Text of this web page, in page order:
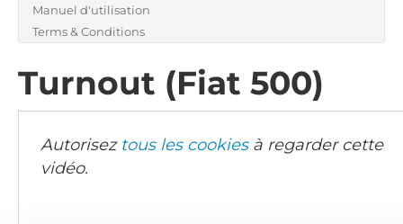
Nous
Trouver un revendeur
Manuel d'utilisation
Terms & Conditions
Turnout (Fiat 500)
Autorisez tous les cookiesà regarder cette
vidéo.